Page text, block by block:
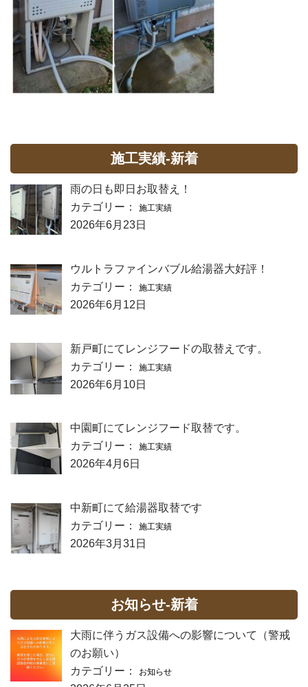
施工実績-新着
雨の日も即日お取替え！
カテゴリー：
施工実績
2026年6月23日
ウルトラファインバブル給湯器大好評！
カテゴリー：
施工実績
2026年6月12日
新戸町にてレンジフードの取替えです。
カテゴリー：
施工実績
2026年6月10日
中園町にてレンジフード取替です。
カテゴリー：
施工実績
2026年4月6日
中新町にて給湯器取替です
カテゴリー：
施工実績
2026年3月31日
お知らせ-新着
大雨に伴うガス設備への影響について（警戒
のお願い）
カテゴリー：
お知らせ